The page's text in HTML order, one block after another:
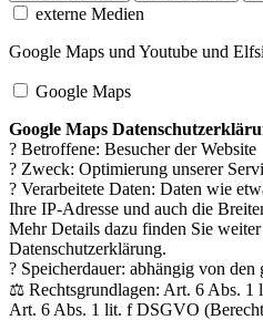
externe Medien
Google Maps und Youtube und
Google Maps
Google Maps
? Betroffene: Besucher der Website
? Zweck: Optimierung unserer
? Verarbeitete Daten: Daten wie
Ihre IP-Adresse und auch die
Mehr Details dazu finden Sie
Datenschutzerklärung.
? Speicherdauer: abhängig von den
⚖️ Rechtsgrundlagen: Art. 6 Abs.
Art. 6 Abs. 1 lit. f DSGVO